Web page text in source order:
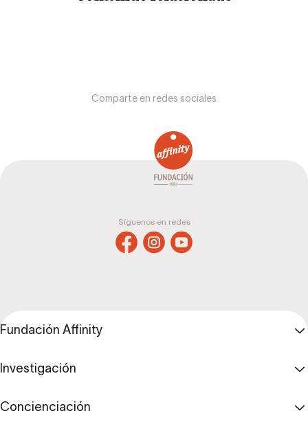
Comparte en redes sociales
Síguenos en redes
Fundación Affinity
Investigación
Concienciación